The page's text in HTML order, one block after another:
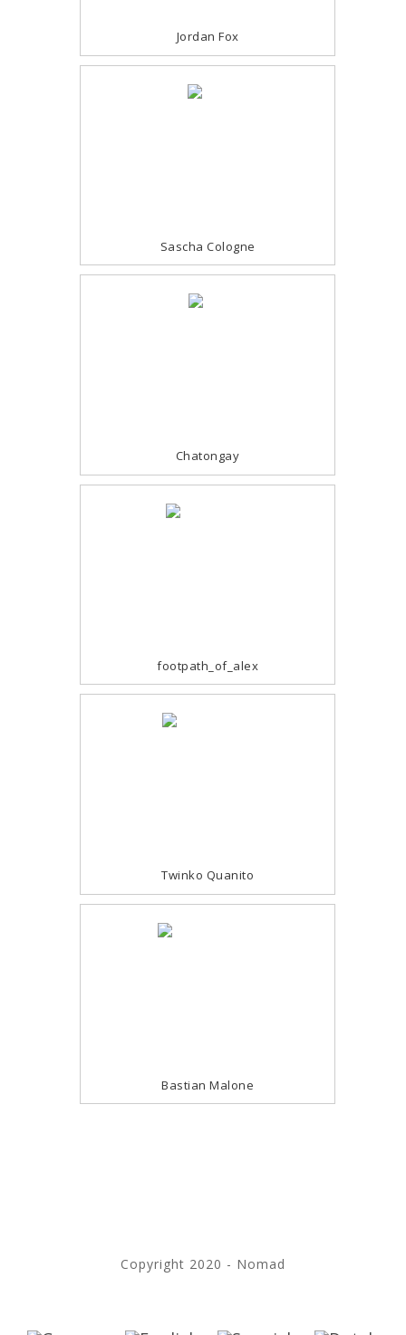
Jordan Fox
Sascha Cologne
Chatongay
footpath_of_alex
Twinko Quanito
Bastian Malone
Copyright 2020 - Nomad